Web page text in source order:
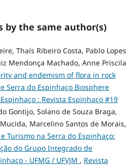
by the same author(s)
Thaís Ribeiro Costa, Pablo Lopes
Mendonça Machado, Anne Priscila
and endemism of flora in rock
Serra do Espinhaço Biosphere
: Revista Espinhaço #19
Gontijo, Solano de Souza Braga,
Marcelino Santos de Morais,
Turismo na Serra do Espinhaço:
do Grupo Integrado de
- UFMG / UFVJM , Revista